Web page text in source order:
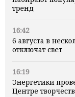
тренд
16:42
6 августа в
отключат свет
16:19
Энергетики
Центре